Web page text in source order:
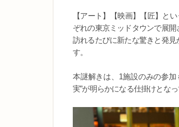
【アート】【映画】【匠】と
ぞれの東京ミッドタウンで展開
訪れるたびに新たな驚きと発
す。
本謎解きは、1施設のみの参
実”が明らかになる仕掛けとな